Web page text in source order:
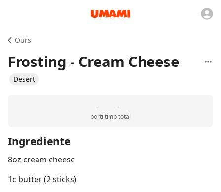
Ours
Frosting - Cream Cheese
Desert
-
porții
-
timp total
Ingrediente
8oz cream cheese
1c butter (2 sticks)